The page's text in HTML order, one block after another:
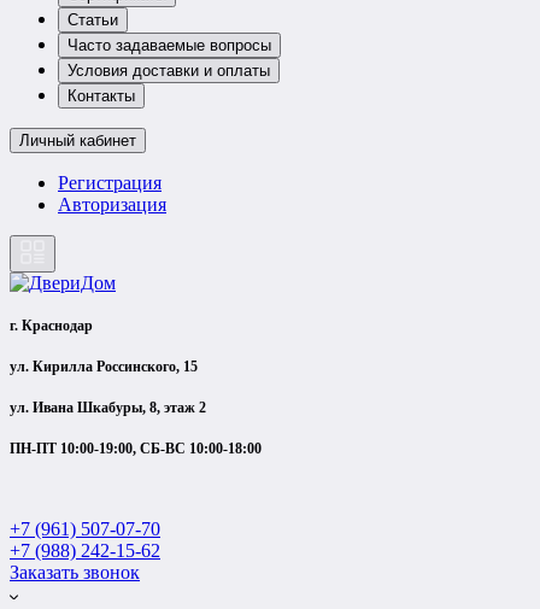
Статьи
Часто задаваемые вопросы
Условия доставки и оплаты
Контакты
Личный кабинет
Регистрация
Авторизация
г. Краснодар
ул. Кирилла Россинского, 15
ул. Ивана Шкабуры, 8, этаж 2
ПН-ПТ 10:00-19:00, СБ-ВС 10:00-18:00
+7 (961) 507-07-70
+7 (988) 242-15-62
Заказать звонок